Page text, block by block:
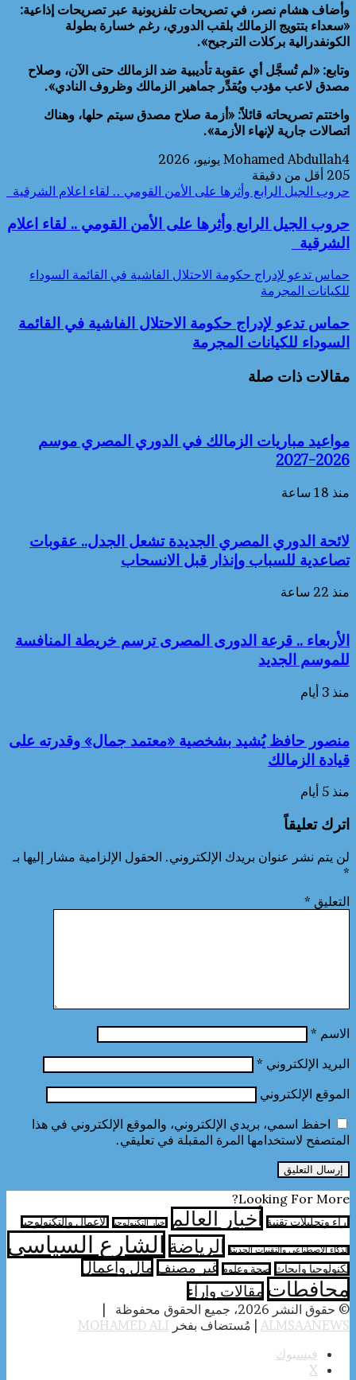
وأضاف هشام نصر، في تصريحات تلفزيونية عبر تصريحات إذاعية:
«سعداء بتتويج الزمالك بلقب الدوري، رغم خسارة بطولة
الكونفدرالية بركلات الترجيح».
وتابع: «لم تُسجَّل أي عقوبة تأديبية ضد الزمالك حتى الآن، وصلاح
مصدق لاعب مؤدب ويُقدِّر جماهير الزمالك وظروف النادي».
واختتم تصريحاته قائلاً: «أزمة صلاح مصدق سيتم حلها، وهناك
اتصالات جارية لإنهاء الأزمة».
Mohamed Abdullah4 يونيو، 2026
205 أقل من دقيقة
حروب الجيل الرابع وأثرها على الأمن القومي .. لقاء اعلام الشرقية
حروب الجيل الرابع وأثرها على الأمن القومي .. لقاء اعلام
الشرقية
حماس تدعو لإدراج حكومة الاحتلال الفاشية في القائمة السوداء
للكيانات المجرمة
حماس تدعو لإدراج حكومة الاحتلال الفاشية في القائمة
السوداء للكيانات المجرمة
مقالات ذات صلة
مواعيد مباريات الزمالك في الدوري المصري موسم
2026-2027
منذ 18 ساعة
لائحة الدوري المصري الجديدة تشعل الجدل.. عقوبات
تصاعدية للسباب وإنذار قبل الانسحاب
منذ 22 ساعة
الأربعاء .. قرعة الدورى المصرى ترسم خريطة المنافسة
للموسم الجديد
منذ 3 أيام
منصور حافظ يُشيد بشخصية «معتمد جمال» وقدرته على
قيادة الزمالك
منذ 5 أيام
اترك تعليقاً
لن يتم نشر عنوان بريدك الإلكتروني. الحقول الإلزامية مشار إليها بـ
*
التعليق *
الاسم *
البريد الإلكتروني *
الموقع الإلكتروني
احفظ اسمي، بريدي الإلكتروني، والموقع الإلكتروني في هذا
المتصفح لاستخدامها المرة المقبلة في تعليقي.
Looking For More?
آراء وتحليلات تقنية أخبار العالم اخبار التكنولوجيا الأعمال والتكنولوجيا
الذكاء الاصطناعي والتقنيات الحديثة الرياضة الشارع السياسي
تكنولوجيا وابحاث صحة وعلوم غير مصنف مال واعمال
محافطات مقالات وارآء
© حقوق النشر 2026، جميع الحقوق محفوظة |
ALMSAANEWS | مُستضاف بفخر MOHAMED ALI
فيسبوك
‫X